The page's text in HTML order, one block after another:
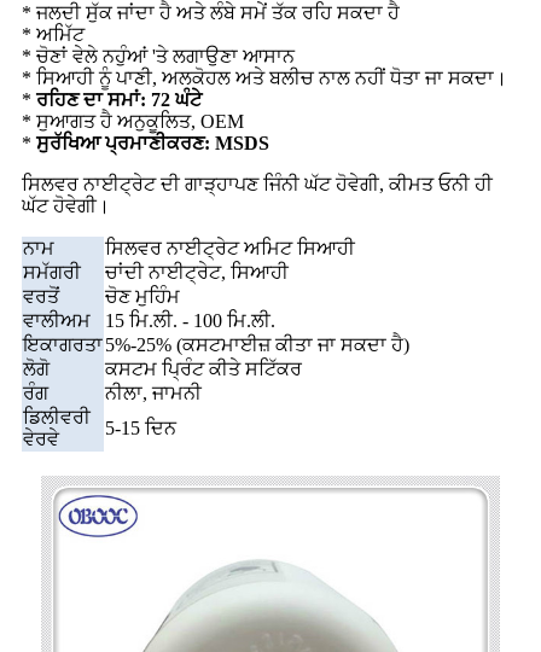
* ਜਲਦੀ ਸੁੱਕ ਜਾਂਦਾ ਹੈ ਅਤੇ ਲੰਬੇ ਸਮੇਂ ਤੱਕ ਰਹਿ ਸਕਦਾ ਹੈ
* ਅਮਿੱਟ
* ਚੋਣਾਂ ਵੇਲੇ ਨਹੁੰਆਂ 'ਤੇ ਲਗਾਉਣਾ ਆਸਾਨ
* ਸਿਆਹੀ ਨੂੰ ਪਾਣੀ, ਅਲਕੋਹਲ ਅਤੇ ਬਲੀਚ ਨਾਲ ਨਹੀਂ ਧੋਤਾ ਜਾ ਸਕਦਾ।
* ਰਹਿਣ ਦਾ ਸਮਾਂ: 72 ਘੰਟੇ
* ਸੁਆਗਤ ਹੈ ਅਨੁਕੂਲਿਤ, OEM
*ਸੁਰੱਖਿਆ ਪ੍ਰਮਾਣੀਕਰਣ: MSDS
ਸਿਲਵਰ ਨਾਈਟ੍ਰੇਟ ਦੀ ਗਾੜ੍ਹਾਪਣ ਜਿੰਨੀ ਘੱਟ ਹੋਵੇਗੀ, ਕੀਮਤ ਓਨੀ ਹੀ
ਘੱਟ ਹੋਵੇਗੀ।
ਨਾਮ
ਸਿਲਵਰ ਨਾਈਟ੍ਰੇਟ ਅਮਿਟ ਸਿਆਹੀ
ਸਮੱਗਰੀ
ਚਾਂਦੀ ਨਾਈਟ੍ਰੇਟ, ਸਿਆਹੀ
ਵਰਤੋਂ
ਚੋਣ ਮੁਹਿੰਮ
ਵਾਲੀਅਮ
15 ਮਿ.ਲੀ. - 100 ਮਿ.ਲੀ.
ਇਕਾਗਰਤਾ5%-25% (ਕਸਟਮਾਈਜ਼ ਕੀਤਾ ਜਾ ਸਕਦਾ ਹੈ)
ਲੋਗੋ
ਕਸਟਮ ਪ੍ਰਿੰਟ ਕੀਤੇ ਸਟਿੱਕਰ
ਰੰਗ
ਨੀਲਾ, ਜਾਮਨੀ
ਡਿਲੀਵਰੀ
ਵੇਰਵੇ
5-15 ਦਿਨ